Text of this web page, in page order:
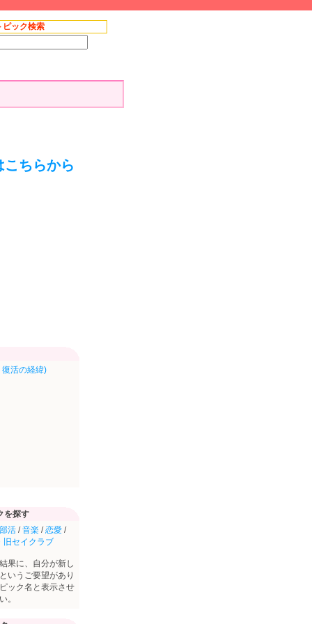
ピック検索
ちらから
活の経緯)
を探す
部活 /音楽 /恋愛 /
旧セイクラブ
果に、自分が新し
いうご要望があり
ック名と表示させ
。